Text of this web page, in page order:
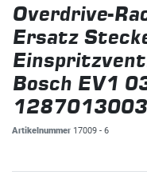
Overdrive-
Ersatz
Bosch EV1
1287013003
Artikelnummer 17009 - 6